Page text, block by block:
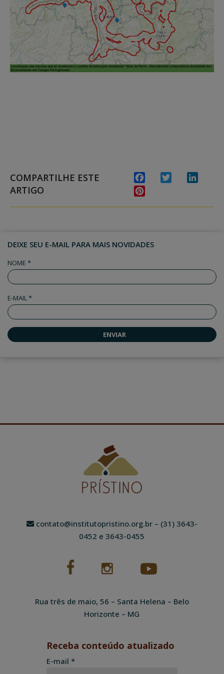
DEIXE SEU E-MAIL PARA MAIS NOVIDADES
NOME *
E-MAIL *
COMPARTILHE ESTE
ARTIGO
FacebookTwitter
contato@institutopristino.org.br– (31) 3643-
0452 e 3643-0455
Rua três de maio, 56 – Santa Helena – Belo
Horizonte – MG
Receba conteúdo atualizado
E-mail *